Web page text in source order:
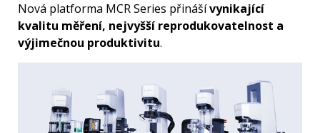
Nová platforma MCR Series přinášívynikající
kvalitu měření, nejvyšší reprodukovatelnost a
výjimečnou produktivitu.